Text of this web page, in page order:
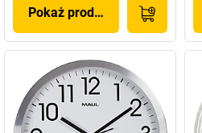
Pokaż produkt